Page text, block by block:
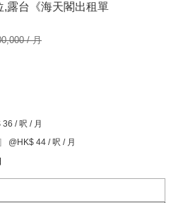
露台《海天閣出租單
/ 月
36 / 呎 / 月
@HK$ 44 / 呎 / 月